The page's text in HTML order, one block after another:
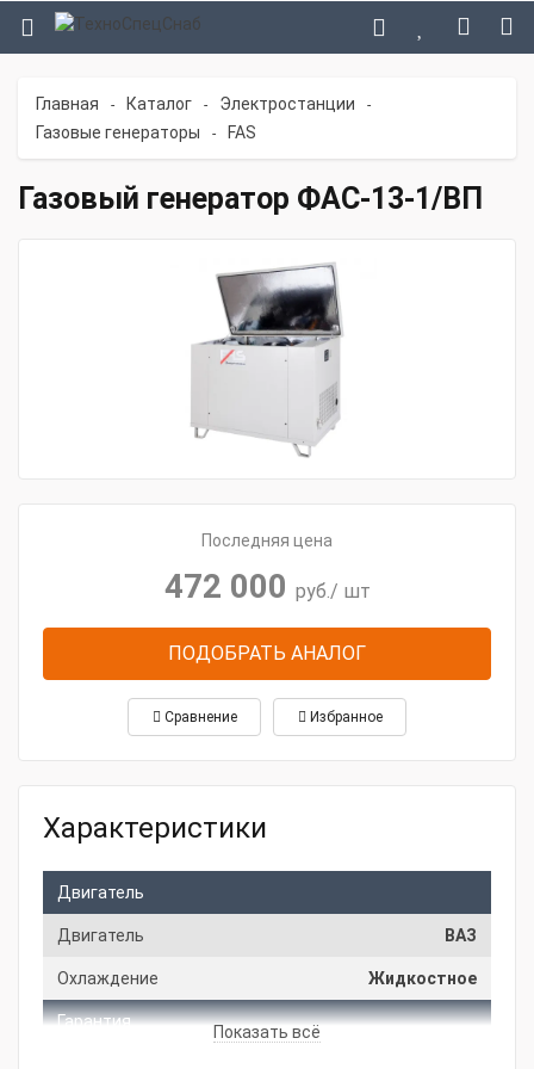
Главная - Каталог - Электростанции -
Газовые генераторы - FAS
Газовый генератор ФАС-13-1/ВП
Последняя цена
472 000 руб./ шт
ПОДОБРАТЬ АНАЛОГ
Сравнение Избранное
Характеристики
Двигатель
Двигатель ВАЗ
Охлаждение Жидкостное
Гарантия
Показать всё